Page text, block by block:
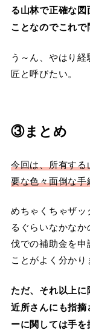
る山林で正確な
ことなのでこれで
う～ん、やはり
匠と呼びたい。
③まとめ
今回は、所有す
要な色々面倒な
めちゃくちゃザ
るぐらいなかな
伐での補助金を
ことがよく分かり
ただ、それ以上
近所さんにも指
ーに関しては手